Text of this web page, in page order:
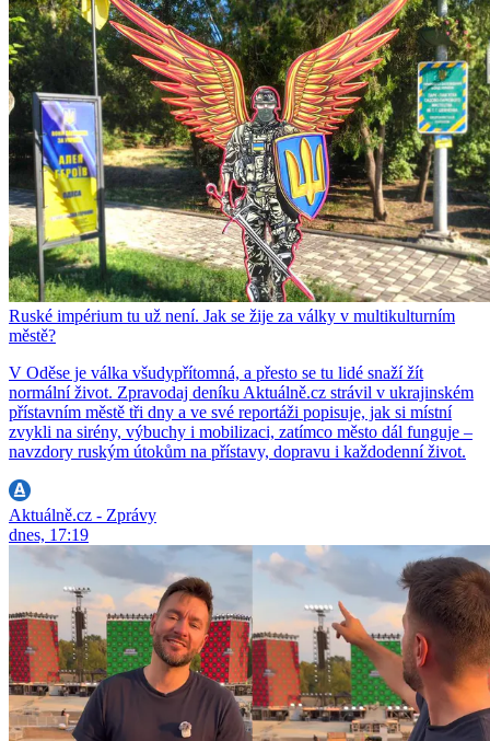
Ruské impérium tu už není. Jak se žije za války v multikulturním
městě?
V Oděse je válka všudypřítomná, a přesto se tu lidé snaží žít
normální život. Zpravodaj deníku Aktuálně.cz strávil v ukrajinském
přístavním městě tři dny a ve své reportáži popisuje, jak si místní
zvykli na sirény, výbuchy i mobilizaci, zatímco město dál funguje –
navzdory ruským útokům na přístavy, dopravu i každodenní život.
Aktuálně.cz - Zprávy
dnes, 17:19